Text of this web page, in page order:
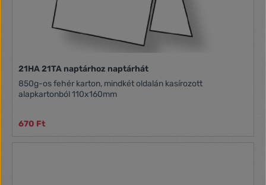
21HA 21TA naptárhoz naptárhát
850g-os fehér karton, mindkét oldalán kasírozott
alapkartonból 110x160mm
670 Ft